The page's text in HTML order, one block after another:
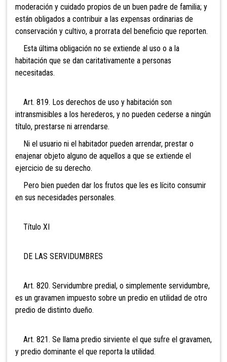
moderación y cuidado propios de un buen padre de familia; y
están obligados a contribuir a las expensas ordinarias de
conservación y cultivo, a prorrata del beneficio que reporten.
Esta última obligación no se extiende al uso o a la
habitación que se dan caritativamente a personas
necesitadas.
Art. 819. Los derechos de uso y habitación son
intransmisibles a los herederos, y no pueden cederse a ningún
título, prestarse ni arrendarse.
Ni el usuario ni el habitador pueden arrendar, prestar o
enajenar objeto alguno de aquellos a que se extiende el
ejercicio de su derecho.
Pero bien pueden dar los frutos que les es lícito consumir
en sus necesidades personales.
Título XI
DE LAS SERVIDUMBRES
Art. 820. Servidumbre predial, o simplemente servidumbre,
es un gravamen impuesto sobre un predio en utilidad de otro
predio de distinto dueño.
Art. 821. Se llama predio sirviente el que sufre el gravamen,
y predio dominante el que reporta la utilidad.